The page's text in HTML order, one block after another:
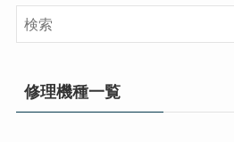
修理機種一覧